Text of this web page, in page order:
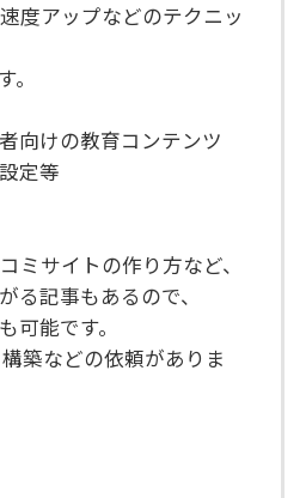
度アップなどのテクニッ
向けの教育コンテンツ
定等
ミサイトの作り方など、
る記事もあるので、
可能です。
築などの依頼がありま